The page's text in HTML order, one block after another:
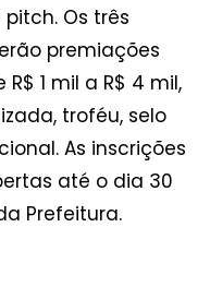
Os três
premiações
1 mil a R$ 4 mil,
troféu, selo
As inscrições
até o dia 30
Prefeitura.